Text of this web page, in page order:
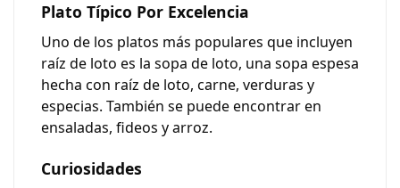
Plato Típico Por Excelencia
Uno de los platos más populares que incluyen
raíz de loto es la sopa de loto, una sopa espesa
hecha con raíz de loto, carne, verduras y
especias. También se puede encontrar en
ensaladas, fideos y arroz.
Curiosidades